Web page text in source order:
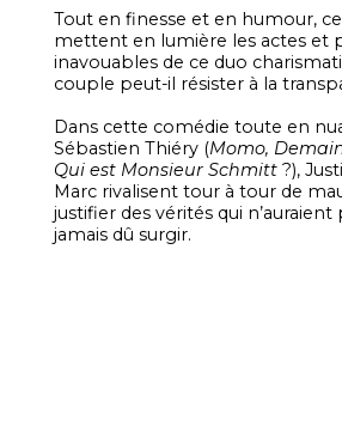
Tout en finesse et en humour,
mettent en lumière les actes et
inavouables de ce duo
couple peut-il résister à la
Dans cette comédie toute en
Sébastien Thiéry (Momo,
Qui est Monsieur Schmitt ?),
Marc rivalisent tour à tour de
justifier des vérités qui
jamais dû surgir.